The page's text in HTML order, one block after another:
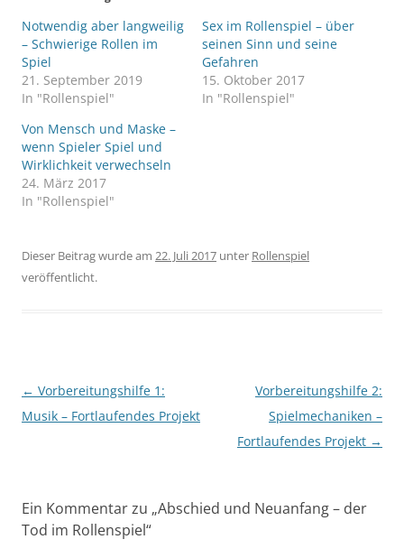
Notwendig aber langweilig
– Schwierige Rollen im
Spiel
21. September 2019
In "Rollenspiel"
Sex im Rollenspiel – über
seinen Sinn und seine
Gefahren
15. Oktober 2017
In "Rollenspiel"
Von Mensch und Maske –
wenn Spieler Spiel und
Wirklichkeit verwechseln
24. März 2017
In "Rollenspiel"
Dieser Beitrag wurde am 22. Juli 2017 unter Rollenspiel
veröffentlicht.
Beitragsnavigation
← Vorbereitungshilfe 1:
Musik – Fortlaufendes Projekt
Vorbereitungshilfe 2:
Spielmechaniken –
Fortlaufendes Projekt →
Ein Kommentar zu „Abschied und Neuanfang – der
Tod im Rollenspiel“